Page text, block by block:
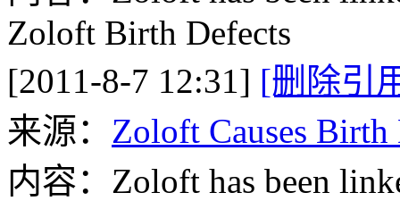
Zoloft Birth Defects
[2011-8-7 12:31] [删除引
来源： Zoloft Causes Birth
内容：Zoloft has been